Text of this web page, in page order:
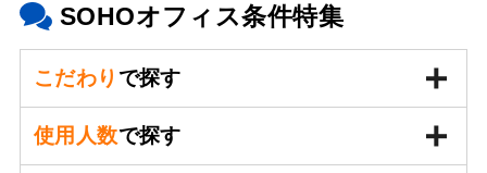
SOHOオフィス条件特集
こだわり で探す
使用人数で探す